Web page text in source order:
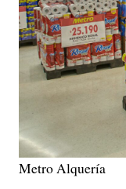
Metro Alquería